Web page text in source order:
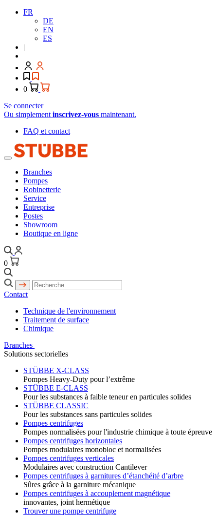
FR
DE
EN
ES
|
0
Se connecter
Ou simplement inscrivez-vous maintenant.
FAQ et contact
Branches
Pompes
Robinetterie
Service
Entreprise
Postes
Showroom
Boutique en ligne
0
Contact
Technique de l'environnement
Traitement de surface
Chimique
Branches
Solutions sectorielles
STÜBBE X-CLASS
Pompes Heavy-Duty pour l’extrême
STÜBBE E-CLASS
Pour les substances à faible teneur en particules solides
STÜBBE CLASSIC
Pour les substances sans particules solides
Pompes centrifuges
Pompes normalisées pour l'industrie chimique à toute épreuve
Pompes centrifuges horizontales
Pompes modulaires monobloc et normalisées
Pompes centrifuges verticales
Modulaires avec construction Cantilever
Pompes centrifuges à garnitures d’étanchéité d’arbre
Sûres grâce à la garniture mécanique
Pompes centrifuges à accouplement magnétique
innovantes, joint hermétique
Trouver une pompe centrifuge